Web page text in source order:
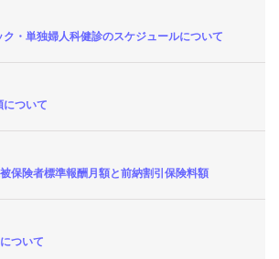
・単独婦人科健診のスケジュールについて
について
保険者標準報酬月額と前納割引保険料額
ついて